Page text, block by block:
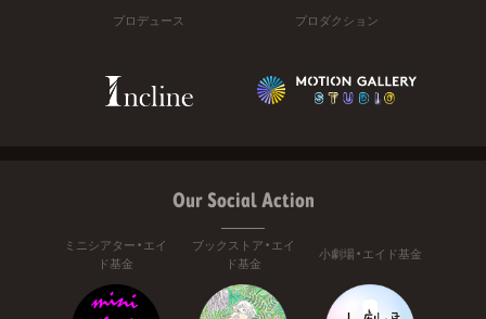
プロデュース プロダクション
Our Social Action
ミニシアター・エイ
ド基金
ブックストア・エイ
ド基金
小劇場・エイド基金